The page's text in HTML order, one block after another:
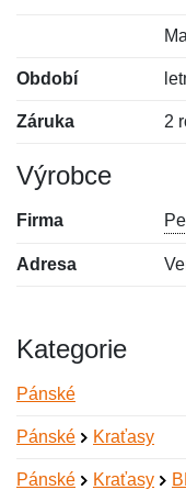
Období
Záruka 2
Výrobce
Firma
Adresa
Kategorie
Pánské
Pánské Kraťasy
Pánské Kraťasy